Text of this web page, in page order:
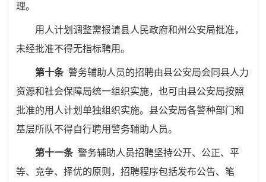
理。
用人计划调整需报请县人民政府和州公安局批准，
未经批准不得无指标聘用。
第十条 警务辅助人员的招聘由县公安局会同县人力
资源和社会保障局统一组织实施，也可由县公安局按照
批准的用人计划单独组织实施。 县公安局各警种部门和
基层所队不得自行聘用警务辅助人员。
第十一条 警务辅助人员招聘坚持公开、公正、平
等、竞争、择优的原则，招聘程序包括发布公告、笔